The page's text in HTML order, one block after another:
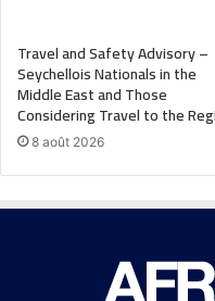
Travel and Safety Advisory –
Seychellois Nationals in the
Middle East and Those
Considering Travel to the
8 août 2026